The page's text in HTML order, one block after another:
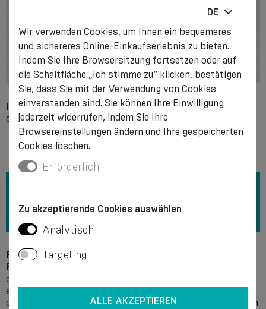
Individuelle Unverträglichkeit mit einem der Bestandteile
des Produkts, schwere lokale Hauterkrankungen.
Es wird empfohlen, bei einer Temperatur von + 40 °C ohne
Bleiche von Hand in einer Seifenlösung zu waschen. Keine
chemischen Mittel zur Reinigung verwenden. Es wird
empfohlen, das Wasser vorsichtig auszuquetschen, ohne
das Produkt zu verwischen und auszutrocknen. Nicht Eisen.
DE
Wir verwenden Cookies, um Ihnen ein bequemeres
und sichereres Online-Einkaufserlebnis zu bieten.
Indem Sie Ihre Browsersitzung fortsetzen oder auf
die Schaltfläche „Ich stimme zu“ klicken, bestätigen
Sie, dass Sie mit der Verwendung von Cookies
einverstanden sind. Sie können Ihre Einwilligung
jederzeit widerrufen, indem Sie Ihre
Browsereinstellungen ändern und Ihre gespeicherten
Cookies löschen.
Erforderlich
Zu akzeptierende Cookies auswählen
Analytisch
Targeting
ALLE AKZEPTIEREN